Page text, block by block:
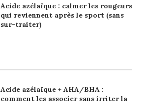
Acide azélaïque : calmer les rougeurs
qui reviennent après le sport (sans
sur-traiter)
Acide azélaïque + AHA/BHA :
comment les associer sans irriter la